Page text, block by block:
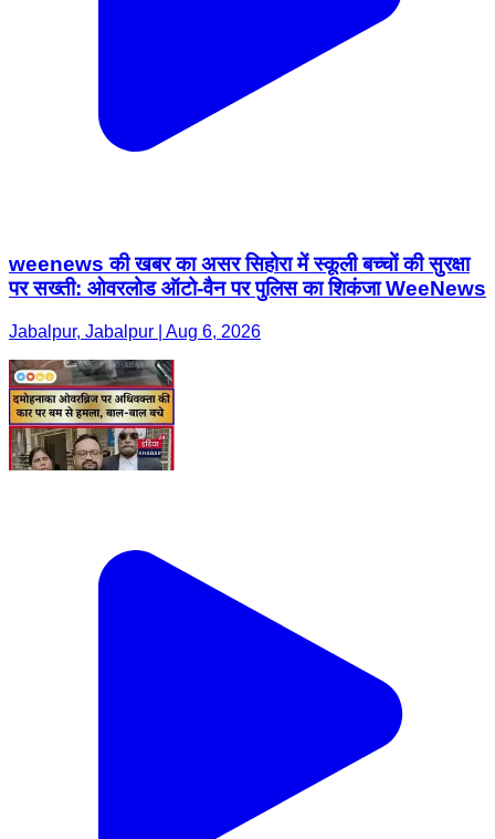
weenews की खबर का असर सिहोरा में स्कूली बच्चों की सुरक्षा
पर सख्ती: ओवरलोड ऑटो-वैन पर पुलिस का शिकंजा WeeNews
Jabalpur, Jabalpur | Aug 6, 2026